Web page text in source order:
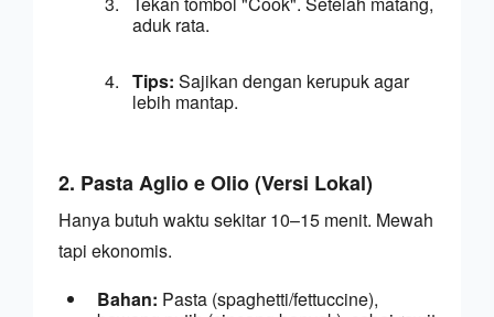
aduk rata.
Tips: Sajikan dengan kerupuk agar
lebih mantap.
2. Pasta Aglio e Olio (Versi Lokal)
Hanya butuh waktu sekitar 10–15 menit. Mewah
tapi ekonomis.
Bahan: Pasta (spaghetti/fettuccine),